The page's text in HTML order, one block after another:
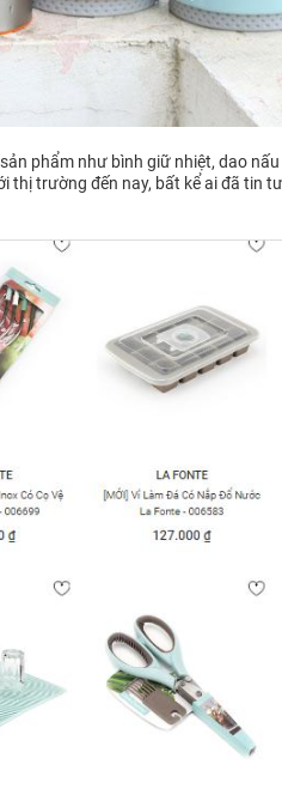
phẩm như bình giữ nhiệt, dao
trường đến nay, bất kể ai đã tin